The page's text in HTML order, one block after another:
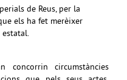
de Reus, per la
els ha fet merèixer
estatal.
concorrin circumstàncies